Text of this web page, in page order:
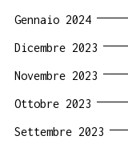
Gennaio 2024
Dicembre 2023
Novembre 2023
Ottobre 2023
Settembre 2023